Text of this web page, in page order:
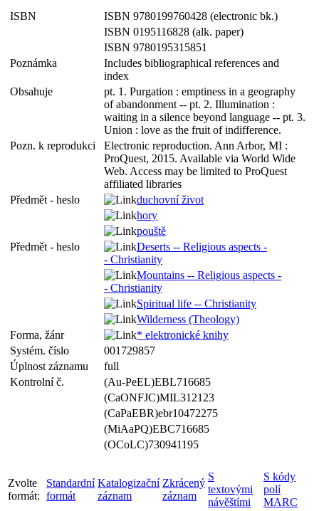
ISBN
ISBN 9780199760428 (electronic bk.)
ISBN 0195116828 (alk. paper)
ISBN 9780195315851
Poznámka
Includes bibliographical references and
index
Obsahuje
pt. 1. Purgation : emptiness in a geography
of abandonment -- pt. 2. Illumination :
waiting in a silence beyond language -- pt. 3.
Union : love as the fruit of indifference.
Pozn. k reprodukci
Electronic reproduction. Ann Arbor, MI :
ProQuest, 2015. Available via World Wide
Web. Access may be limited to ProQuest
affiliated libraries
Předmět - heslo
duchovní život
hory
pouště
Předmět - heslo
Deserts -- Religious aspects -
- Christianity
Mountains -- Religious aspects -
- Christianity
Spiritual life -- Christianity
Wilderness (Theology)
Forma, žánr
* elektronické knihy
Systém. číslo
001729857
Úplnost záznamu
full
Kontrolní č.
(Au-PeEL)EBL716685
(CaONFJC)MIL312123
(CaPaEBR)ebr10472275
(MiAaPQ)EBC716685
(OCoLC)730941195
Zvolte
formát:
Standardní
formát
Katalogizační
záznam
Zkrácený
záznam
S
textovými
návěštími
S kódy
polí
MARC